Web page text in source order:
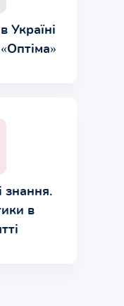
Україні
знання.
в